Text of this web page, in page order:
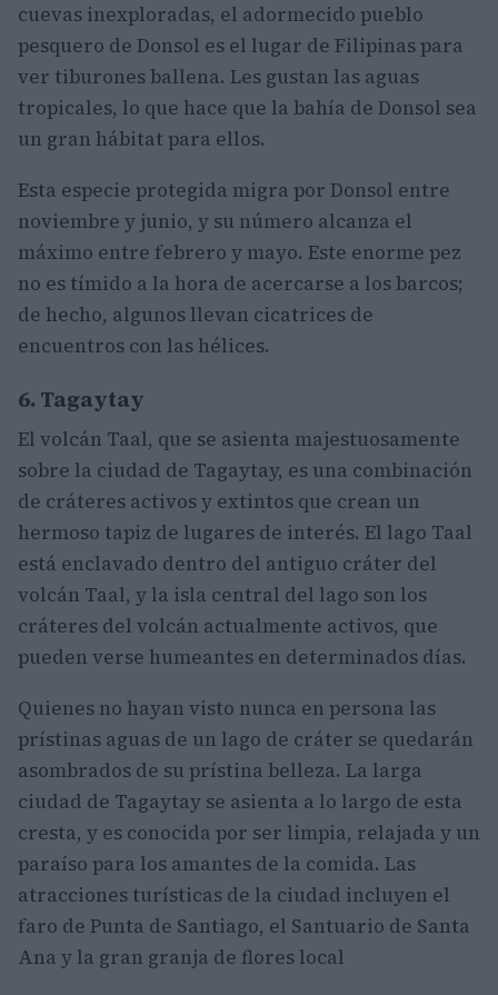
cuevas inexploradas, el adormecido pueblo
pesquero de Donsol es el lugar de Filipinas para
ver tiburones ballena. Les gustan las aguas
tropicales, lo que hace que la bahía de Donsol sea
un gran hábitat para ellos.
Esta especie protegida migra por Donsol entre
noviembre y junio, y su número alcanza el
máximo entre febrero y mayo. Este enorme pez
no es tímido a la hora de acercarse a los barcos;
de hecho, algunos llevan cicatrices de
encuentros con las hélices.
6. Tagaytay
El volcán Taal, que se asienta majestuosamente
sobre la ciudad de Tagaytay, es una combinación
de cráteres activos y extintos que crean un
hermoso tapiz de lugares de interés. El lago Taal
está enclavado dentro del antiguo cráter del
volcán Taal, y la isla central del lago son los
cráteres del volcán actualmente activos, que
pueden verse humeantes en determinados días.
Quienes no hayan visto nunca en persona las
prístinas aguas de un lago de cráter se quedarán
asombrados de su prístina belleza. La larga
ciudad de Tagaytay se asienta a lo largo de esta
cresta, y es conocida por ser limpia, relajada y un
paraíso para los amantes de la comida. Las
atracciones turísticas de la ciudad incluyen el
faro de Punta de Santiago, el Santuario de Santa
Ana y la gran granja de flores local